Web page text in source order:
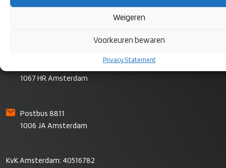
Weigeren
Voorkeuren bewaren
Privacy Statement
1067 HR Amsterdam
Postbus 8811
1006 JA Amsterdam
KvK Amsterdam: 40516782